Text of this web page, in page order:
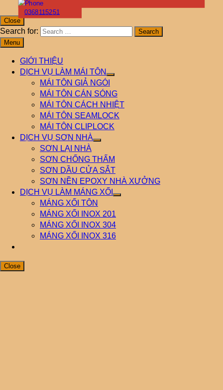
0368115251
Close
Search for:
Menu
GIỚI THIỆU
DỊCH VỤ LÀM MÁI TÔN
MÁI TÔN GIẢ NGÓI
MÁI TÔN CÁN SÓNG
MÁI TÔN CÁCH NHIỆT
MÁI TÔN SEAMLOCK
MÁI TÔN CLIPLOCK
DỊCH VỤ SƠN NHÀ
SƠN LẠI NHÀ
SƠN CHỐNG THẤM
SƠN DẦU CỬA SẮT
SƠN NỀN EPOXY NHÀ XƯỞNG
DỊCH VỤ LÀM MÁNG XỐI
MÁNG XỐI TÔN
MÁNG XỐI INOX 201
MÁNG XỐI INOX 304
MÁNG XỐI INOX 316
Close